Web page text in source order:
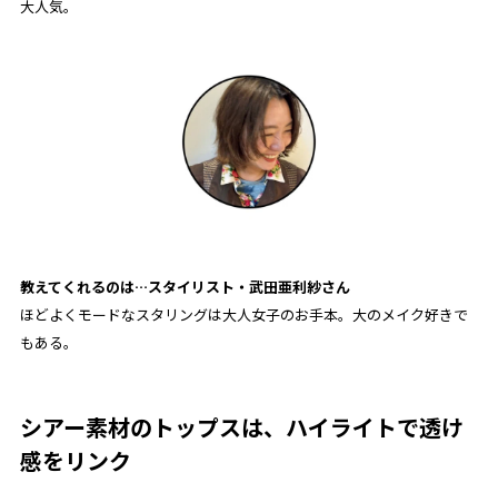
大人気。
教えてくれるのは…スタイリスト・武田亜利紗さん
ほどよくモードなスタリングは大人女子のお手本。大のメイク好きで
もある。
シアー素材のトップスは、ハイライトで透け
感をリンク